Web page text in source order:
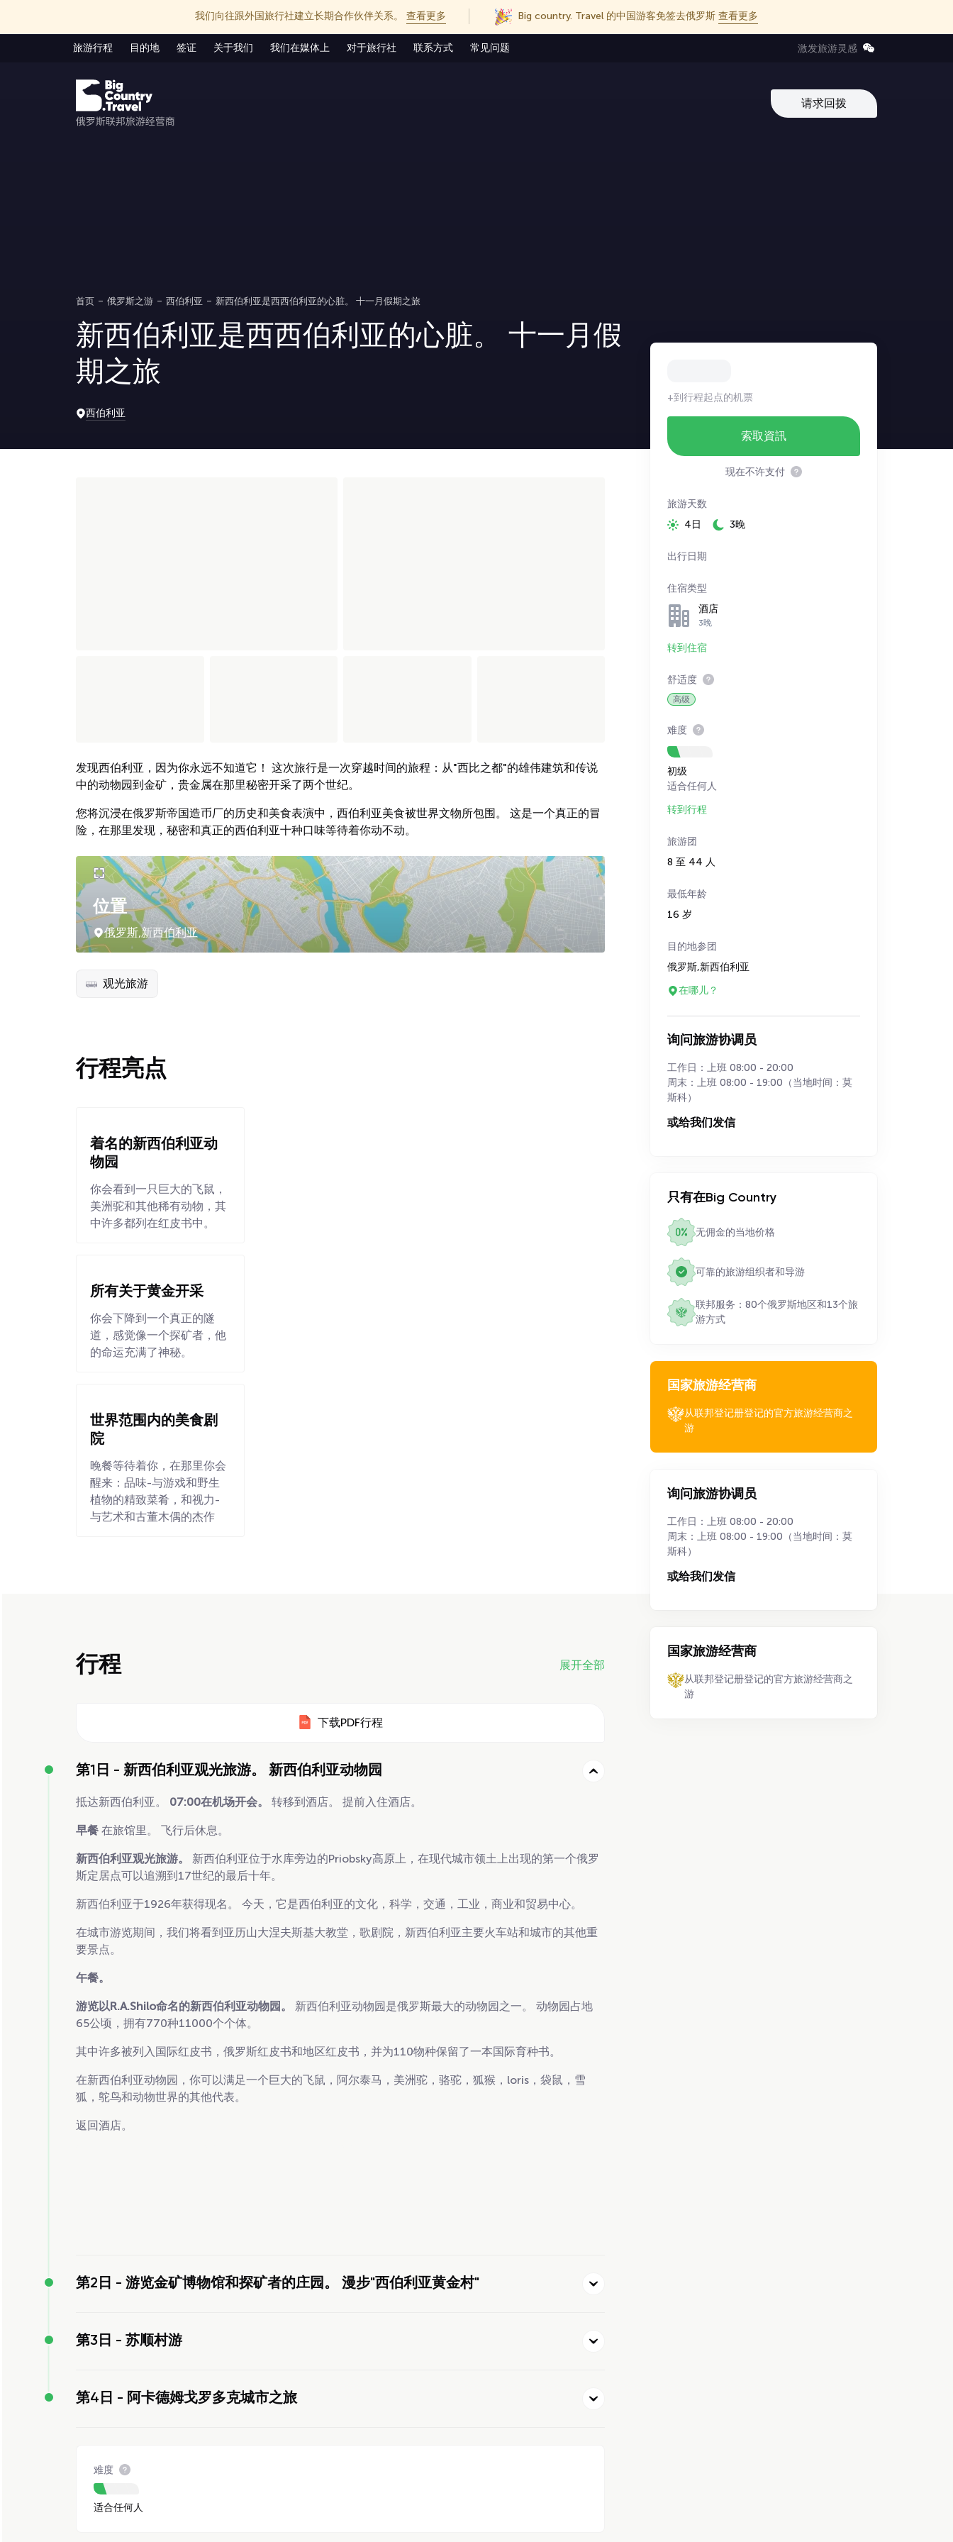
我们向往跟外国旅行社建立长期合作伙伴关系。 查看更多 Big country. Travel 的中国游客免签去俄罗斯 查看更多
旅游行程 目的地 签证 关于我们 我们在媒体上 对于旅行社 联系方式 常见问题 激发旅游灵感
请求回拨
首页 俄罗斯之游 西伯利亚 新西伯利亚是西西伯利亚的心脏。 十一月假期之旅
新西伯利亚是西西伯利亚的心脏。 十一月假
期之旅
西伯利亚
发现西伯利亚，因为你永远不知道它！ 这次旅行是一次穿越时间的旅程：从"西比之都"的雄伟建筑和传说
中的动物园到金矿，贵金属在那里秘密开采了两个世纪。
您将沉浸在俄罗斯帝国造币厂的历史和美食表演中，西伯利亚美食被世界文物所包围。 这是一个真正的冒
险，在那里发现，秘密和真正的西伯利亚十种口味等待着你动不动。
位置
俄罗斯,新西伯利亚
观光旅游
行程亮点
着名的新西伯利亚动
物园
你会看到一只巨大的飞鼠，
美洲驼和其他稀有动物，其
中许多都列在红皮书中。
所有关于黄金开采
你会下降到一个真正的隧
道，感觉像一个探矿者，他
的命运充满了神秘。
世界范围内的美食剧
院
晚餐等待着你，在那里你会
醒来：品味-与游戏和野生
植物的精致菜肴，和视力-
与艺术和古董木偶的杰作
行程 展开全部
下载PDF行程
第1日 - 新西伯利亚观光旅游。 新西伯利亚动物园
抵达新西伯利亚。 07:00在机场开会。 转移到酒店。 提前入住酒店。
早餐 在旅馆里。 飞行后休息。
新西伯利亚观光旅游。 新西伯利亚位于水库旁边的Priobsky高原上，在现代城市领土上出现的第一个俄罗
斯定居点可以追溯到17世纪的最后十年。
新西伯利亚于1926年获得现名。 今天，它是西伯利亚的文化，科学，交通，工业，商业和贸易中心。
在城市游览期间，我们将看到亚历山大涅夫斯基大教堂，歌剧院，新西伯利亚主要火车站和城市的其他重
要景点。
午餐。
游览以R.A.Shilo命名的新西伯利亚动物园。 新西伯利亚动物园是俄罗斯最大的动物园之一。 动物园占地
65公顷，拥有770种11000个个体。
其中许多被列入国际红皮书，俄罗斯红皮书和地区红皮书，并为110物种保留了一本国际育种书。
在新西伯利亚动物园，你可以满足一个巨大的飞鼠，阿尔泰马，美洲驼，骆驼，狐猴，loris，袋鼠，雪
狐，鸵鸟和动物世界的其他代表。
返回酒店。
第2日 - 游览金矿博物馆和探矿者的庄园。 漫步"西伯利亚黄金村"
第3日 -苏顺村游
第4日 - 阿卡德姆戈罗多克城市之旅
难度
适合任何人
+到行程起点的机票
索取資訊
现在不许支付
旅游天数
4日
3晚
出行日期
住宿类型
酒店
3晚
转到住宿
舒适度
高级
难度
初级
适合任何人
转到行程
旅游团
8 至 44 人
最低年龄
16 岁
目的地参团
俄罗斯,新西伯利亚
在哪儿？
询问旅游协调员
工作日：上班 08:00 - 20:00
周末：上班 08:00 - 19:00（当地时间：莫
斯科）
或给我们发信
只有在Big Country
无佣金的当地价格
可靠的旅游组织者和导游
联邦服务：80个俄罗斯地区和13个旅
游方式
国家旅游经营商
从联邦登记册登记的官方旅游经营商之
游
询问旅游协调员
工作日：上班 08:00 - 20:00
周末：上班 08:00 - 19:00（当地时间：莫
斯科）
或给我们发信
国家旅游经营商
从联邦登记册登记的官方旅游经营商之
游